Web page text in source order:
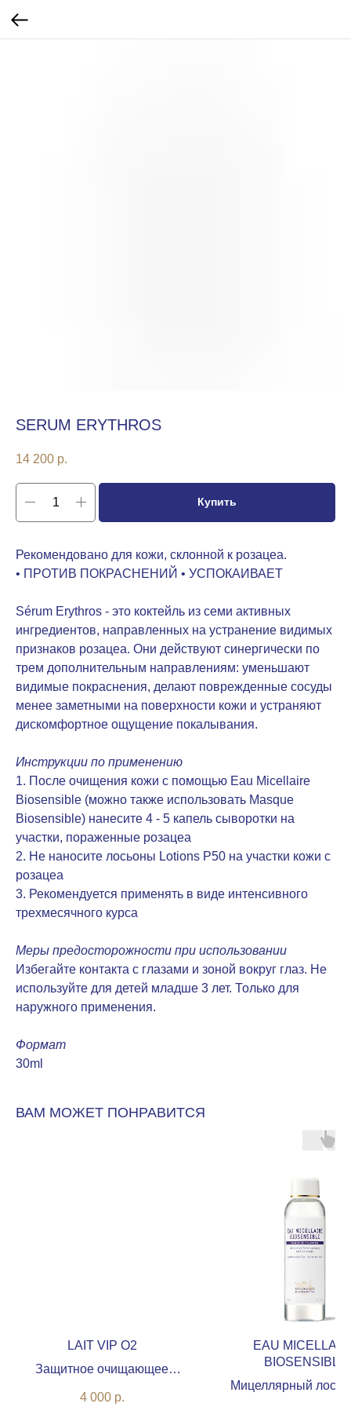
SERUM ERYTHROS
14 200 р.
Купить
Рекомендовано для кожи, склонной к розацеа.
• ПРОТИВ ПОКРАСНЕНИЙ • УСПОКАИВАЕТ
Sérum Erythros - это коктейль из семи активных
ингредиентов, направленных на устранение видимых
признаков розацеа. Они действуют синергически по
трем дополнительным направлениям: уменьшают
видимые покраснения, делают поврежденные сосуды
менее заметными на поверхности кожи и устраняют
дискомфортное ощущение покалывания.
Инструкции по применению
1. После очищения кожи с помощью Eau Micellaire
Biosensible (можно также использовать Masque
Biosensible) нанесите 4 - 5 капель сыворотки на
участки, пораженные розацеа
2. Не наносите лосьоны Lotions P50 на участки кожи с
розацеа
3. Рекомендуется применять в виде интенсивного
трехмесячного курса
Меры предосторожности при использовании
Избегайте контакта с глазами и зоной вокруг глаз. Не
используйте для детей младше 3 лет. Только для
наружного применения.
Формат
30ml
ВАМ МОЖЕТ ПОНРАВИТСЯ
LAIT VIP O2
Защитное очищающее
4 000 р.
EAU
BIOSENSIBLE
Мицеллярный